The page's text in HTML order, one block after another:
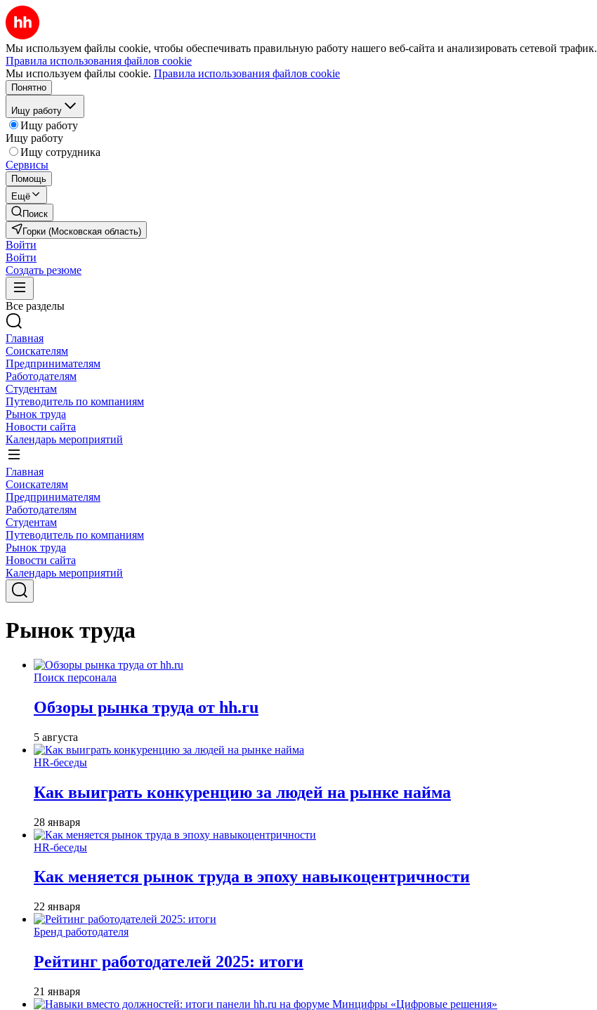
Мы используем файлы cookie, чтобы обеспечивать правильную работу нашего веб-сайта и анализировать сетевой трафик.
Правила использования файлов cookie
Мы используем файлы cookie. Правила использования файлов cookie
Понятно
Ищу работу
Ищу работу
Ищу работу
Ищу сотрудника
Сервисы
Помощь
Ещё
Поиск
Горки (Московская область)
Войти
Войти
Создать резюме
Все разделы
Главная
Соискателям
Предпринимателям
Работодателям
Студентам
Путеводитель по компаниям
Рынок труда
Новости сайта
Календарь мероприятий
Главная
Соискателям
Предпринимателям
Работодателям
Студентам
Путеводитель по компаниям
Рынок труда
Новости сайта
Календарь мероприятий
Рынок труда
Поиск персонала
Обзоры рынка труда от hh.ru
5 августа
HR-беседы
Как выиграть конкуренцию за людей на рынке найма
28 января
HR-беседы
Как меняется рынок труда в эпоху навыкоцентричности
22 января
Бренд работодателя
Рейтинг работодателей 2025: итоги
21 января